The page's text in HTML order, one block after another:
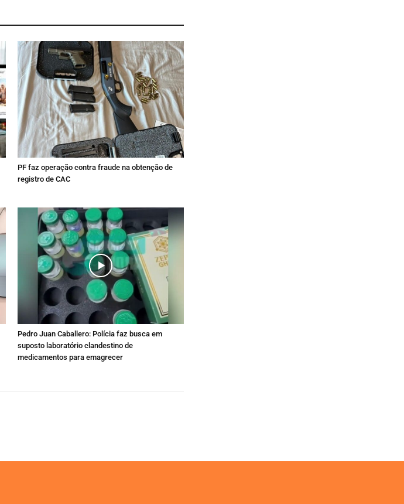
PF faz operação contra fraude na obtenção de
registro de CAC
Pedro Juan Caballero: Polícia faz busca em
suposto laboratório clandestino de
medicamentos para emagrecer